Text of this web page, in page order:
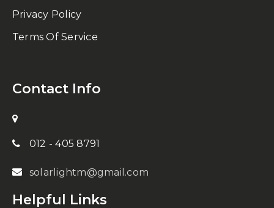
Privacy Policy
Terms Of Service
Contact Info
012 - 405 8791
solarlightm@gmail.com
Helpful Links